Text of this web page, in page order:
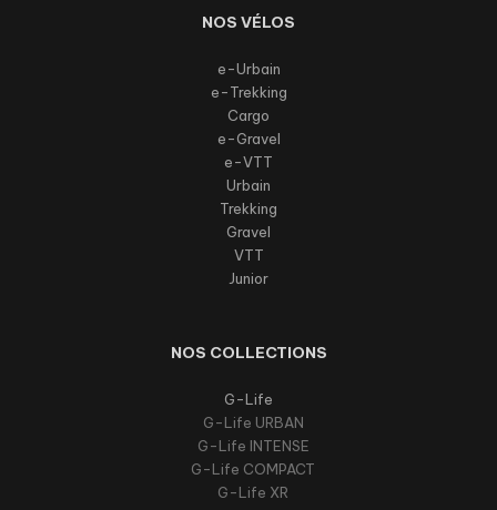
NOS VÉLOS
e-Urbain
e-Trekking
Cargo
e-Gravel
e-VTT
Urbain
Trekking
Gravel
VTT
Junior
NOS COLLECTIONS
G-Life
G-Life URBAN
G-Life INTENSE
G-Life COMPACT
G-Life XR